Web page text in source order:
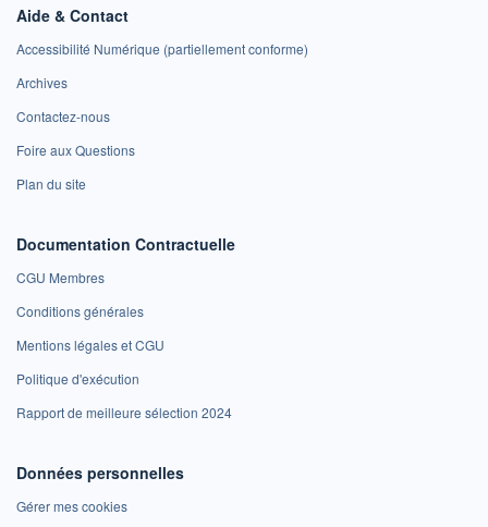
Aide & Contact
Accessibilité Numérique (partiellement conforme)
Archives
Contactez-nous
Foire aux Questions
Plan du site
Documentation Contractuelle
CGU Membres
Conditions générales
Mentions légales et CGU
Politique d'exécution
Rapport de meilleure sélection 2024
Données personnelles
Gérer mes cookies